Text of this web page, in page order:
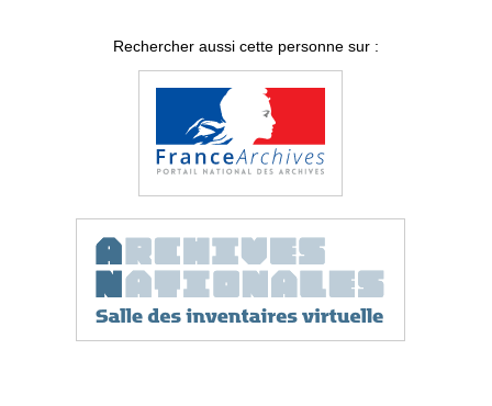
Rechercher aussi cette personne sur :